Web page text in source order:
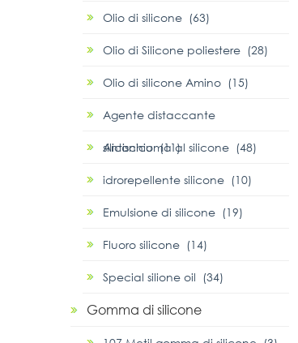
Olio di silicone (63)
Olio di Silicone poliestere (28)
Olio di silicone Amino (15)
Agente distaccante
siliconico (11)
Antischiuma al silicone (48)
idrorepellente silicone (10)
Emulsione di silicone (19)
Fluoro silicone (14)
Special silione oil (34)
Gomma di silicone